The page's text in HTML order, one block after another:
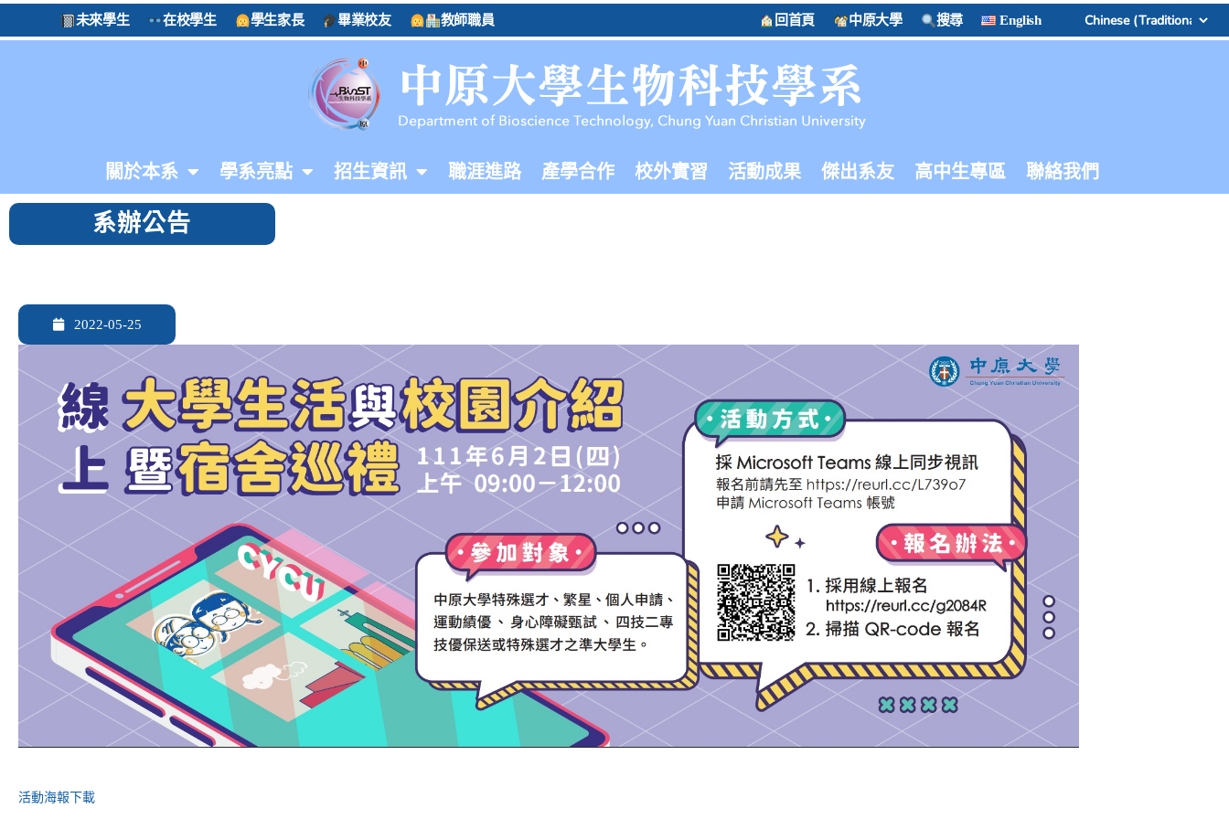
未來學生 在校學生 學生家長 畢業校友 教師職員 回首頁 中原大學 搜尋 English
關於本系 學系亮點 招生資訊 職涯進路 產學合作 校外實習 活動成果 傑出系友 高中生專區 聯絡我們
系辦公告
2022-05-25
活動海報下載